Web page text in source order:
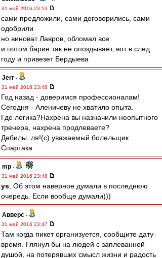
31 май 2016 23:53
сами предложили, сами договорились, сами
одобрили
но виноват Лавров, обломал все
и потом барин так не опоздывает, вот в след
году и привезет Бердыева
Jerr -
31 май 2016 23:48
Год назад - доверимся профессионалам!
Сегодня - Аленичеву не хватило опыта.
Где логика?Нахрена вы назначили неопытного
тренера, нахрена продлеваете?
Дебилы .ля!(с) уважаемый болельщик
Спартака
mp -
31 май 2016 23:48
ys , Об этом наверное думали в последнюю
очередь. Если вообще думали)))
Авверс -
31 май 2016 23:47
Там когда пикет организуется, сообщите дату-
время. Глянул бы на людей с заплеванной
душой, на потерявших смысл жизни и радость